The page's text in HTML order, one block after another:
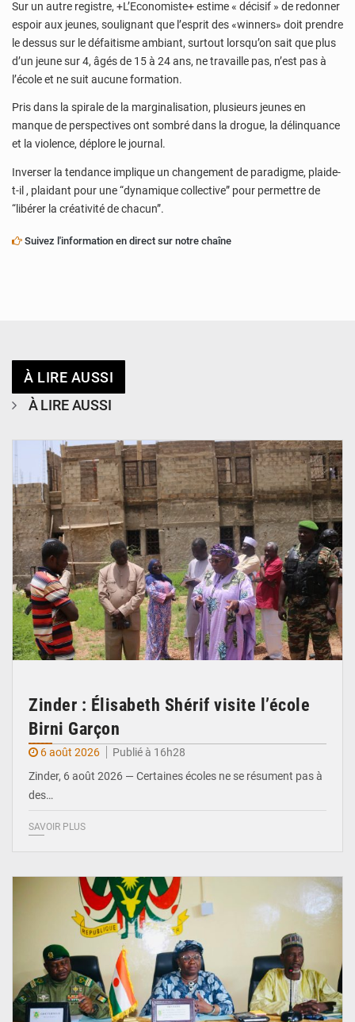
Sur un autre registre, +L’Economiste+ estime « décisif » de redonner
espoir aux jeunes, soulignant que l’esprit des «winners» doit prendre
le dessus sur le défaitisme ambiant, surtout lorsqu’on sait que plus
d’un jeune sur 4, âgés de 15 à 24 ans, ne travaille pas, n’est pas à
l’école et ne suit aucune formation.
Pris dans la spirale de la marginalisation, plusieurs jeunes en
manque de perspectives ont sombré dans la drogue, la délinquance
et la violence, déplore le journal.
Inverser la tendance implique un changement de paradigme, plaide-
t-il , plaidant pour une “dynamique collective” pour permettre de
“libérer la créativité de chacun”.
Suivez l'information en direct sur notre chaîne
À LIRE AUSSI
À LIRE AUSSI
Zinder : Élisabeth Shérif visite l’école
Birni Garçon
6 août 2026
Publié à 16h28
Zinder, 6 août 2026 — Certaines écoles ne se résument pas à
des…
SAVOIR PLUS